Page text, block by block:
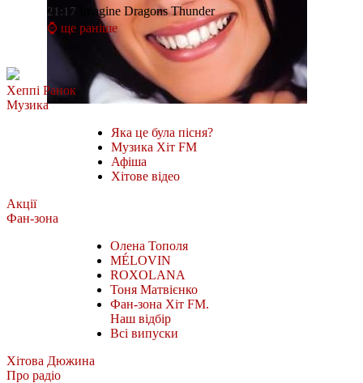
21:17 Imagine Dragons Thunder
⌚ ще раніше
Хеппі Ранок
Музика
Яка це була пісня?
Музика Хіт FM
Афіша
Хітове відео
Акції
Фан-зона
Олена Тополя
MÉLOVIN
ROXOLANA
Тоня Матвієнко
Фан-зона Хіт FM.
Наш відбір
Всі випуски
Хітова Дюжина
Про радіо